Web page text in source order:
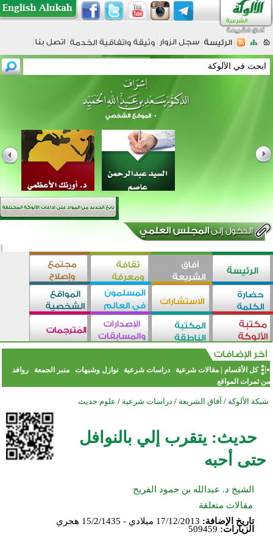
كل الأقسام |مقالات شرعية دراسات شرعية نوازل وشبهات منبر الجمعة
روافد
من ثمرات المواقع
شبكة الألوكة / آفاق الشريعة / دراسات شرعية / علوم حديث
حديث: يتقرب إلي بالنوافل
حتى أحبه
الشيخ د. عبدالله بن حمود الفريح
مقالات متعلقة
تاريخ الإضافة: 17/12/2013 ميلادي - 15/2/1435 هجري
الزيارات: 509459